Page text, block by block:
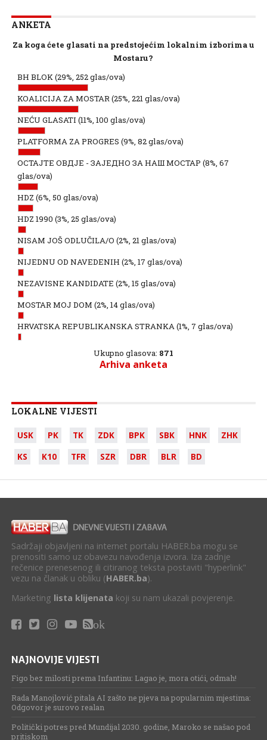
ANKETA
Za koga ćete glasati na predstojećim lokalnim izborima u
Mostaru?
BH BLOK(29%, 252 glas/ova)
KOALICIJA ZA MOSTAR(25%, 221 glas/ova)
NEĆU GLASATI (11%, 100 glas/ova)
PLATFORMA ZA PROGRES (9%, 82 glas/ova)
ОСТАЈТЕ ОВДЈЕ - ЗАЈЕДНО ЗА НАШ МОСТАР (8%, 67
glas/ova)
HDZ (6%, 50 glas/ova)
HDZ 1990 (3%, 25 glas/ova)
NISAM JOŠ ODLUČILA/O (2%, 21 glas/ova)
NIJEDNU OD NAVEDENIH (2%, 17 glas/ova)
NEZAVISNE KANDIDATE (2%, 15 glas/ova)
MOSTAR MOJ DOM (2%, 14 glas/ova)
HRVATSKA REPUBLIKANSKA STRANKA(1%, 7 glas/ova)
Ukupno glasova: 871
Arhiva anketa
LOKALNE VIJESTI
USK PK TK ZDK BPK SBK HNK
ZHK
KS
K10 TFR SZR DBR BLR BD
Sadržaji objavljeni na internet portalu HABER.ba mogu se
prenositi samo uz obavezu navođenja izvora. Iza zadnje
rečenice prenesenog ili citiranog teksta postaviti "hyperlink"
vezu na članak u obliku (HABER.ba).
Marketing lista klijenata koji su nam ukazali povjerenje.
ok
NAJNOVIJE VIJESTI
Figo bez milosti prema Infantinu: Lagao je, mora otići, odmah!
Rada Manojlović pitala AI zašto ne pjeva na popularnim mjestima:
Odgovor je surovo realan
Politički potres pred Mundijal 2030. godine, Maroko se našao pod
pritiskom